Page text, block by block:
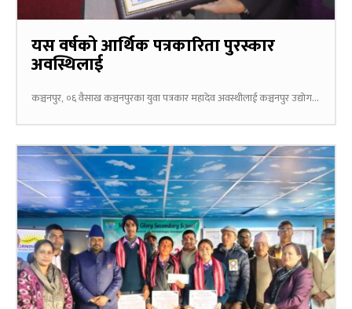
यस वर्षको आर्थिक पत्रकारिता पुरस्कार
अवस्थिलाई
कञ्चनपुर, ०६ वैसाख कञ्चनपुरका युवा पत्रकार महादेव अवस्थीलाई कञ्चनपुर उद्योग...